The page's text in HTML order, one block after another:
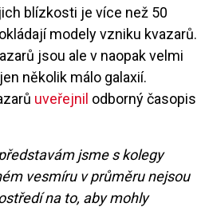
blízkosti je více než 50
modely vzniku kvazarů.
jsou ale v naopak velmi
několik málo galaxií.
uveřejnil odborný časopis
jsme s kolegy
vesmíru v průměru nejsou
na to, aby mohly